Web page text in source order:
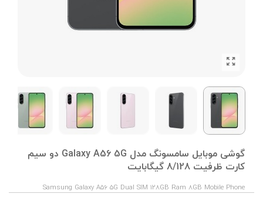
گوشی موبایل سامسونگ مدل Galaxy A56 5G دو سیم
کارت ظرفیت 8/128 گیگابایت
Samsung Galaxy A56 5G Dual SIM 128GB Ram 8GB Mobile Phone